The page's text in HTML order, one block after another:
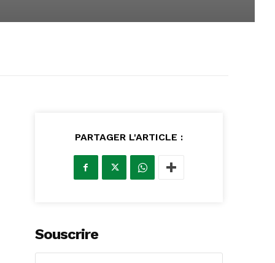
PARTAGER L'ARTICLE :
Souscrire